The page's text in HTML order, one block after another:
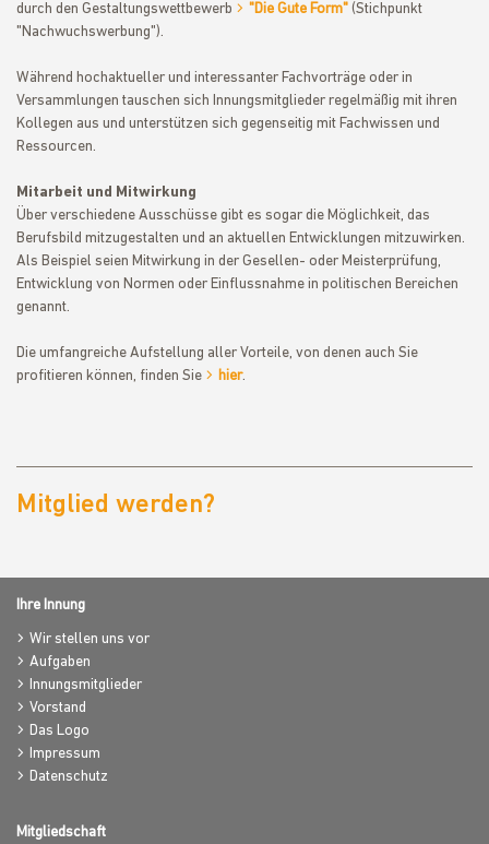
durch den Gestaltungswettbewerb
"Die Gute Form" (Stichpunkt
"Nachwuchswerbung").
Während hochaktueller und interessanter Fachvorträge oder in
Versammlungen tauschen sich Innungsmitglieder regelmäßig mit ihren
Kollegen aus und unterstützen sich gegenseitig mit Fachwissen und
Ressourcen.
Mitarbeit und Mitwirkung
Über verschiedene Ausschüsse gibt es sogar die Möglichkeit, das
Berufsbild mitzugestalten und an aktuellen Entwicklungen mitzuwirken.
Als Beispiel seien Mitwirkung in der Gesellen- oder Meisterprüfung,
Entwicklung von Normen oder Einflussnahme in politischen Bereichen
genannt.
Die umfangreiche Aufstellung aller Vorteile, von denen auch Sie
profitieren können, finden Sie
hier.
Mitglied werden?
Ihre Innung
Wir stellen uns vor
Aufgaben
Innungsmitglieder
Vorstand
Das Logo
Impressum
Datenschutz
Mitgliedschaft